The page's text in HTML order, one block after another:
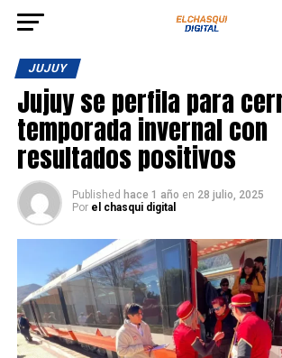
JUJUY
Jujuy se perfila para
temporada invernal con
resultados positivos
Published hace 1 año en 28 julio, 2025
Por el chasqui digital